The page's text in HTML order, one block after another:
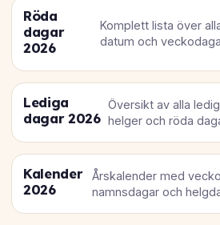
Röda
dagar
2026
Komplett lista över
datum och
Lediga
dagar 2026
Översikt av alla
helger och röda
Kalender
2026
Årskalender med
namnsdagar och